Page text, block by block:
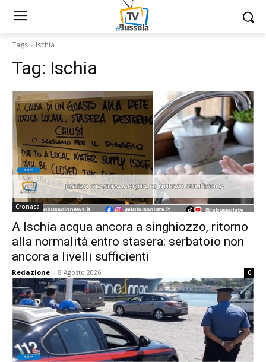
Tags Ischia
Tag: Ischia
Cronaca
A Ischia acqua ancora a singhiozzo, ritorno
alla normalità entro stasera: serbatoio non
ancora a livelli sufficienti
Redazione - 8 Agosto 2026 0